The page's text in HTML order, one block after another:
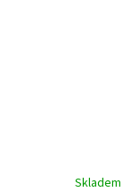
Skladem